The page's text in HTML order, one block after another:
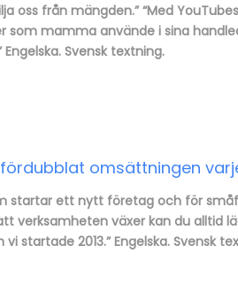
oss från mängden.” “Med
som mamma använde i sina
Svensk textning.
omsättningen
startar ett nytt företag och för
verksamheten växer kan du alltid
startade 2013.” Engelska. Svensk